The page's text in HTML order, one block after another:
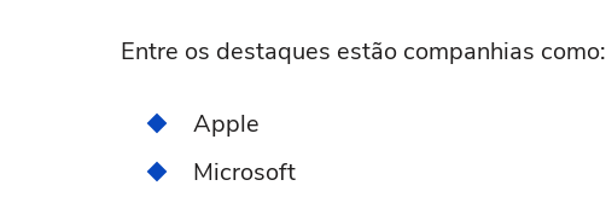
Entre os destaques estão companhias como:
Apple
Microsoft